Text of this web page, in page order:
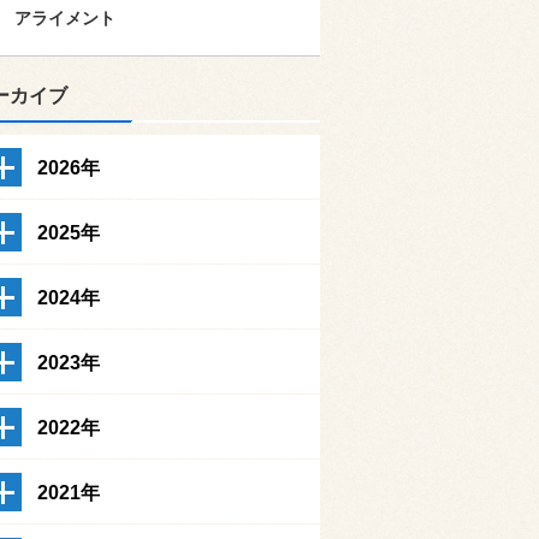
アライメント
カイブ
2026年
2025年
2024年
2023年
2022年
2021年